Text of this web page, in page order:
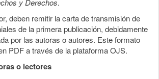
y Derechos.
deben remitir la carta de transmisión de
de la primera publicación, debidamente
por las autoras o autores. Este formato
PDF a través de la plataforma OJS.
o lectores